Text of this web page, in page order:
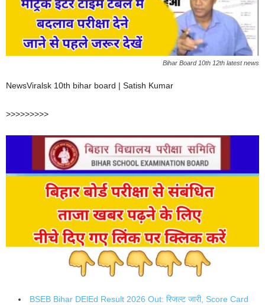
Bihar Board 10th 12th latest news
NewsViralsk 10th bihar board | Satish Kumar
>>>>>>>>>
BSEB Bihar DElEd Result 2026 Out: रिजल्ट जारी, Score Card